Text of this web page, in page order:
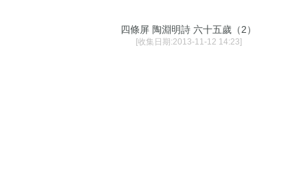
四條屏 陶淵明詩 六十五歲（2）
[收集日期:2013-11-12 14:23]